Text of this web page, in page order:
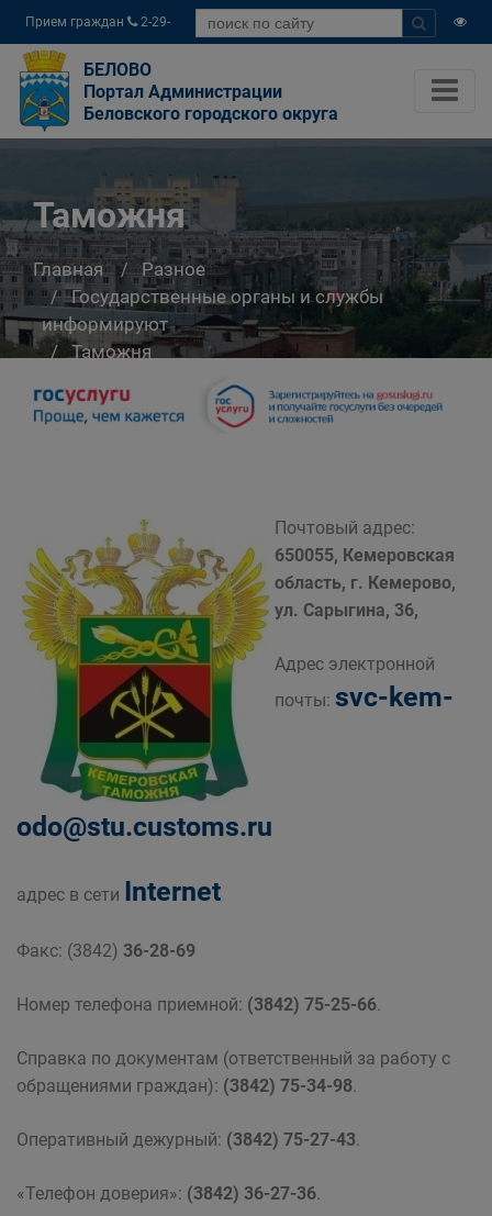
Прием граждан
2-29-
04
БЕЛОВО
Портал Администрации
Беловского городского округа
Таможня
Главная
Разное
Государственные органы и службы
информируют
Таможня
Почтовый адрес:
650055, Кемеровская
область, г. Кемерово,
ул. Сарыгина, 36,
Адрес электронной
почты: svc-kem-
odo@stu.customs.ru
адрес в сети Internet
Факс: (3842) 36-28-69
Номер телефона приемной: (3842) 75-25-66.
Справка по документам (ответственный за работу с
обращениями граждан): (3842) 75-34-98.
Оперативный дежурный: (3842) 75-27-43.
«Телефон доверия»: (3842) 36-27-36.